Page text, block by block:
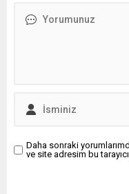
zamanlı basın açıklaması
Daha sonraki
ve site adresim bu